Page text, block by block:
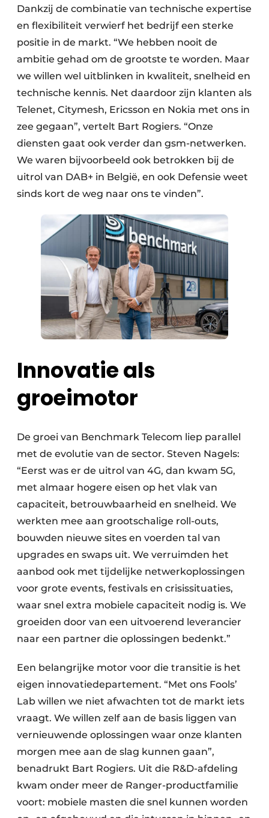
Dankzij de combinatie van technische expertise
en flexibiliteit verwierf het bedrijf een sterke
positie in de markt. “We hebben nooit de
ambitie gehad om de grootste te worden. Maar
we willen wel uitblinken in kwaliteit, snelheid en
technische kennis. Net daardoor zijn klanten als
Telenet, Citymesh, Ericsson en Nokia met ons in
zee gegaan”, vertelt Bart Rogiers. “Onze
diensten gaat ook verder dan gsm-netwerken.
We waren bijvoorbeeld ook betrokken bij de
uitrol van DAB+ in België, en ook Defensie weet
sinds kort de weg naar ons te vinden”.
Innovatie als
groeimotor
De groei van Benchmark Telecom liep parallel
met de evolutie van de sector. Steven Nagels:
“Eerst was er de uitrol van 4G, dan kwam 5G,
met almaar hogere eisen op het vlak van
capaciteit, betrouwbaarheid en snelheid. We
werkten mee aan grootschalige roll-outs,
bouwden nieuwe sites en voerden tal van
upgrades en swaps uit. We verruimden het
aanbod ook met tijdelijke netwerkoplossingen
voor grote events, festivals en crisissituaties,
waar snel extra mobiele capaciteit nodig is. We
groeiden door van een uitvoerend leverancier
naar een partner die oplossingen bedenkt.”
Een belangrijke motor voor die transitie is het
eigen innovatiedepartement. “Met ons Fools’
Lab willen we niet afwachten tot de markt iets
vraagt. We willen zelf aan de basis liggen van
vernieuwende oplossingen waar onze klanten
morgen mee aan de slag kunnen gaan”,
benadrukt Bart Rogiers. Uit die R&D-afdeling
kwam onder meer de Ranger-productfamilie
voort: mobiele masten die snel kunnen worden